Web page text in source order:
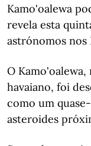
Kamo'oalewa
revela esta
astrónomos nos
O
havaiano, foi
como um
asteroides